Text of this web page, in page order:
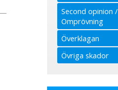
Second opinion /
Omprövning
Överklagan
Övriga skador